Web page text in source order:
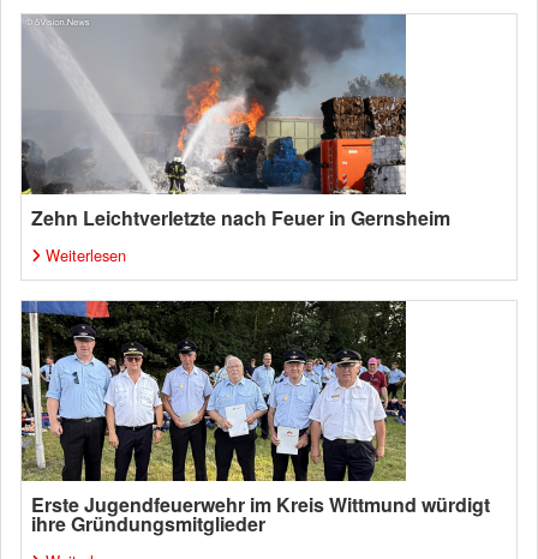
Zehn Leichtverletzte nach Feuer in Gernsheim
Weiterlesen
Erste Jugendfeuerwehr im Kreis Wittmund würdigt
ihre Gründungsmitglieder